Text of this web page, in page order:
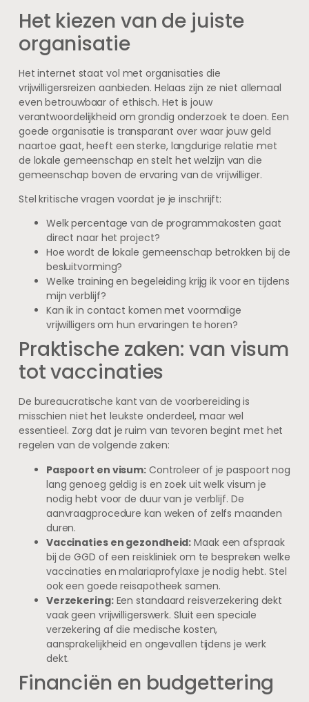
Het kiezen van de juiste
organisatie
Het internet staat vol met organisaties die
vrijwilligersreizen aanbieden. Helaas zijn ze niet allemaal
even betrouwbaar of ethisch. Het is jouw
verantwoordelijkheid om grondig onderzoek te doen. Een
goede organisatie is transparant over waar jouw geld
naartoe gaat, heeft een sterke, langdurige relatie met
de lokale gemeenschap en stelt het welzijn van die
gemeenschap boven de ervaring van de vrijwilliger.
Stel kritische vragen voordat je je inschrijft:
Welk percentage van de programmakosten gaat
direct naar het project?
Hoe wordt de lokale gemeenschap betrokken bij de
besluitvorming?
Welke training en begeleiding krijg ik voor en tijdens
mijn verblijf?
Kan ik in contact komen met voormalige
vrijwilligers om hun ervaringen te horen?
Praktische zaken: van visum
tot vaccinaties
De bureaucratische kant van de voorbereiding is
misschien niet het leukste onderdeel, maar wel
essentieel. Zorg dat je ruim van tevoren begint met het
regelen van de volgende zaken:
Paspoort en visum: Controleer of je paspoort nog
lang genoeg geldig is en zoek uit welk visum je
nodig hebt voor de duur van je verblijf. De
aanvraagprocedure kan weken of zelfs maanden
duren.
Vaccinaties en gezondheid: Maak een afspraak
bij de GGD of een reiskliniek om te bespreken welke
vaccinaties en malariaprofylaxe je nodig hebt. Stel
ook een goede reisapotheek samen.
Verzekering:Een standaard reisverzekering dekt
vaak geen vrijwilligerswerk. Sluit een speciale
verzekering af die medische kosten,
aansprakelijkheid en ongevallen tijdens je werk
dekt.
Financiën en budgettering